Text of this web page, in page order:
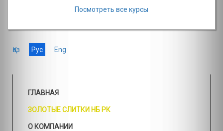
Посмотреть все курсы
Қаз Рус Eng
ГЛАВНАЯ
ЗОЛОТЫЕ СЛИТКИ НБ РК
О КОМПАНИИ